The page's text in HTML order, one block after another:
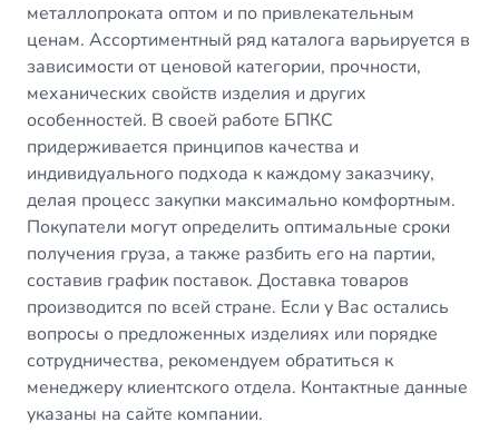
металлопроката оптом и по привлекательным
ценам. Ассортиментный ряд каталога варьируется в
зависимости от ценовой категории, прочности,
механических свойств изделия и других
особенностей. В своей работе БПКС
придерживается принципов качества и
индивидуального подхода к каждому заказчику,
делая процесс закупки максимально комфортным.
Покупатели могут определить оптимальные сроки
получения груза, а также разбить его на партии,
составив график поставок. Доставка товаров
производится по всей стране. Если у Вас остались
вопросы о предложенных изделиях или порядке
сотрудничества, рекомендуем обратиться к
менеджеру клиентского отдела. Контактные данные
указаны на сайте компании.